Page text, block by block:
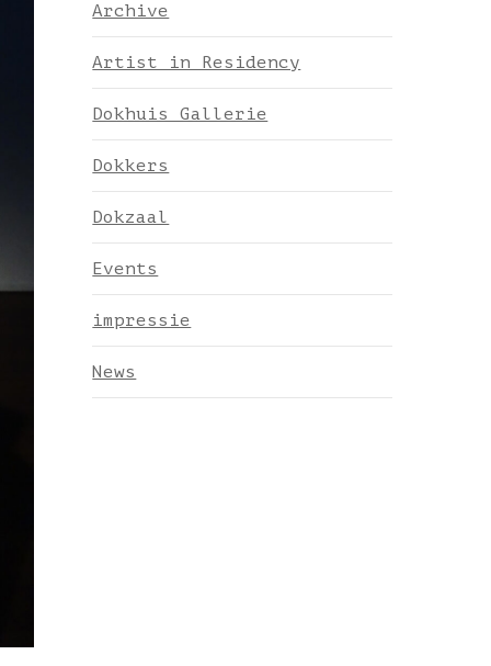
Archive
Artist in Residency
Dokhuis Gallerie
Dokkers
Dokzaal
Events
impressie
News